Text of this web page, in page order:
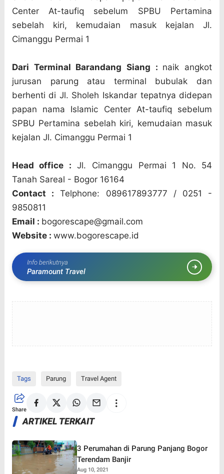
Center At-taufiq sebelum SPBU Pertamina
sebelah kiri, kemudaian masuk kejalan Jl.
Cimanggu Permai 1
Dari Terminal Barandang Siang : naik angkot
jurusan parung atau terminal bubulak dan
berhenti di Jl. Sholeh Iskandar tepatnya didepan
papan nama Islamic Center At-taufiq sebelum
SPBU Pertamina sebelah kiri, kemudaian masuk
kejalan Jl. Cimanggu Permai 1
Head office : Jl. Cimanggu Permai 1 No. 54
Tanah Sareal - Bogor 16164
Contact : Telphone: 089617893777 / 0251 -
9850811
Email : bogorescape@gmail.com
Website : www.bogorescape.id
Info berikutnya
Paramount Travel
Tags Parung Travel Agent
Share
ARTIKEL TERKAIT
3 Perumahan di Parung Panjang Bogor
Terendam Banjir
Aug 10, 2021